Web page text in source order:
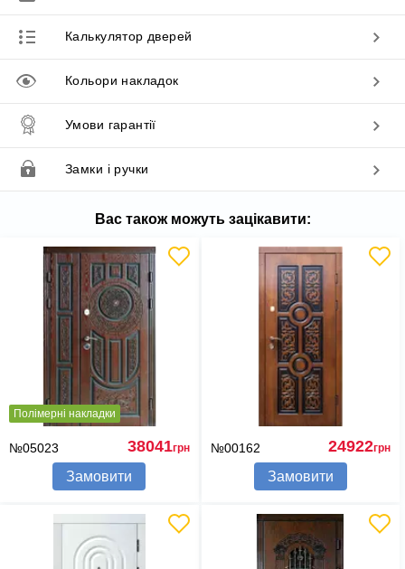
Калькулятор дверей
Кольори накладок
Умови гарантії
Замки і ручки
Вас також можуть зацікавити:
Полімерні накладки
№05023 38041грн
Замовити
№00162 24922грн
Замовити